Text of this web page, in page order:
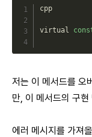
cpp
virtual
저는 이 메서드를 오
만, 이 메서드의 구
에러 메시지를 가져